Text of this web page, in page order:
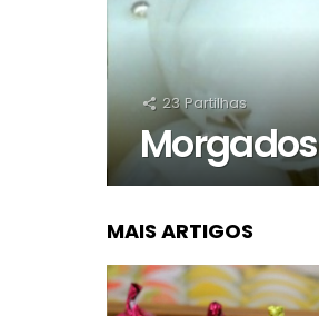
23 Partilhas
Morgados
MAIS ARTIGOS